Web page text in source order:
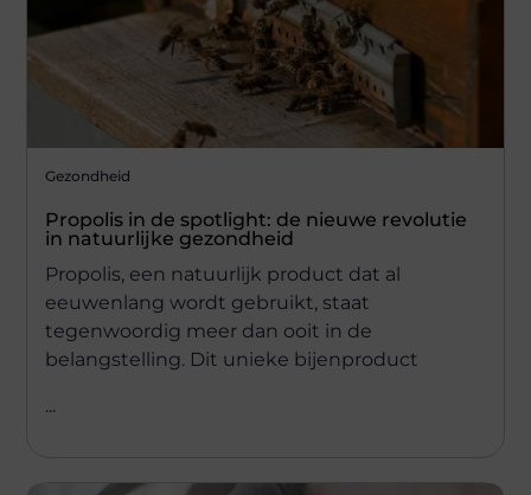
Gezondheid
Propolis in de spotlight: de nieuwe revolutie
in natuurlijke gezondheid
Propolis, een natuurlijk product dat al
eeuwenlang wordt gebruikt, staat
tegenwoordig meer dan ooit in de
belangstelling. Dit unieke bijenproduct
...